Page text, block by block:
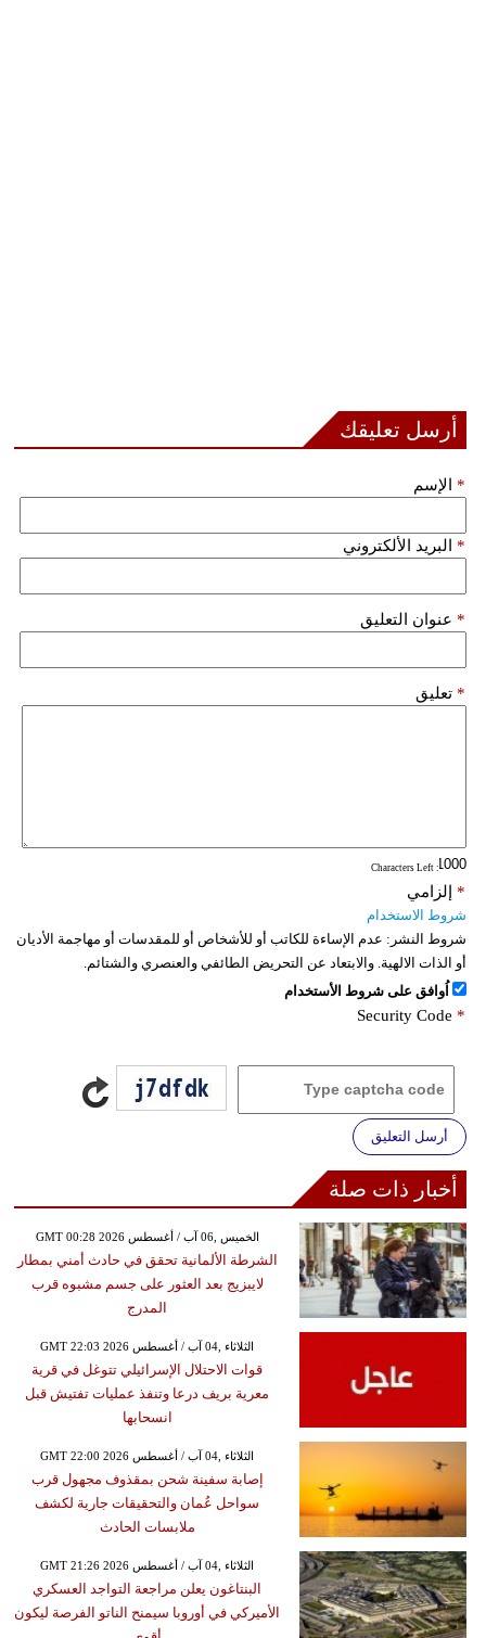
أرسل تعليقك
الإسم *
البريد الألكتروني *
عنوان التعليق *
تعليق *
: Characters Left
إلزامي *
شروط الاستخدام
شروط النشر: عدم الإساءة للكاتب أو للأشخاص أو للمقدسات أو مهاجمة الأديان
أو الذات الالهية. والابتعاد عن التحريض الطائفي والعنصري والشتائم.
اُوافق على شروط الأستخدام
Security Code *
أرسل التعليق
أخبار ذات صلة
GMT 00:28 2026 الخميس ,06 آب / أغسطس
الشرطة الألمانية تحقق في حادث أمني بمطار
لايبزيج بعد العثور على جسم مشبوه قرب
المدرج
GMT 22:03 2026 الثلاثاء ,04 آب / أغسطس
قوات الاحتلال الإسرائيلي تتوغل في قرية
معرية بريف درعا وتنفذ عمليات تفتيش قبل
انسحابها
GMT 22:00 2026 الثلاثاء ,04 آب / أغسطس
إصابة سفينة شحن بمقذوف مجهول قرب
سواحل عُمان والتحقيقات جارية لكشف
ملابسات الحادث
GMT 21:26 2026 الثلاثاء ,04 آب / أغسطس
البنتاغون يعلن مراجعة التواجد العسكري
الأميركي في أوروبا سيمنح الناتو الفرصة ليكون